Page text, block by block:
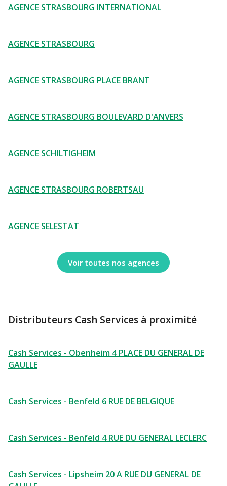
AGENCE STRASBOURG INTERNATIONAL
AGENCE STRASBOURG
AGENCE STRASBOURG PLACE BRANT
AGENCE STRASBOURG BOULEVARD D'ANVERS
AGENCE SCHILTIGHEIM
AGENCE STRASBOURG ROBERTSAU
AGENCE SELESTAT
Voir toutes nos agences
Distributeurs Cash Services à proximité
Cash Services - Obenheim 4 PLACE DU GENERAL DE
GAULLE
Cash Services - Benfeld 6 RUE DE BELGIQUE
Cash Services - Benfeld 4 RUE DU GENERAL LECLERC
Cash Services - Lipsheim 20 A RUE DU GENERAL DE